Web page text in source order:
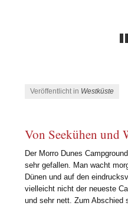
Veröffentlicht in Westküste
Von Seekühen und
Der Morro Dunes
sehr gefallen. Man wacht
Dünen und auf den
vielleicht nicht der neueste
und sehr nett. Zum Abschied